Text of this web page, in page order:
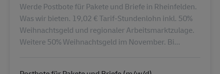
Werde Postbote für Pakete und Briefe in Rheinfelden.
Was wir bieten. 19,02 € Tarif-Stundenlohn inkl. 50%
Weihnachtsgeld und regionaler Arbeitsmarktzulage.
Weitere 50% Weihnachtsgeld im November. Bi...